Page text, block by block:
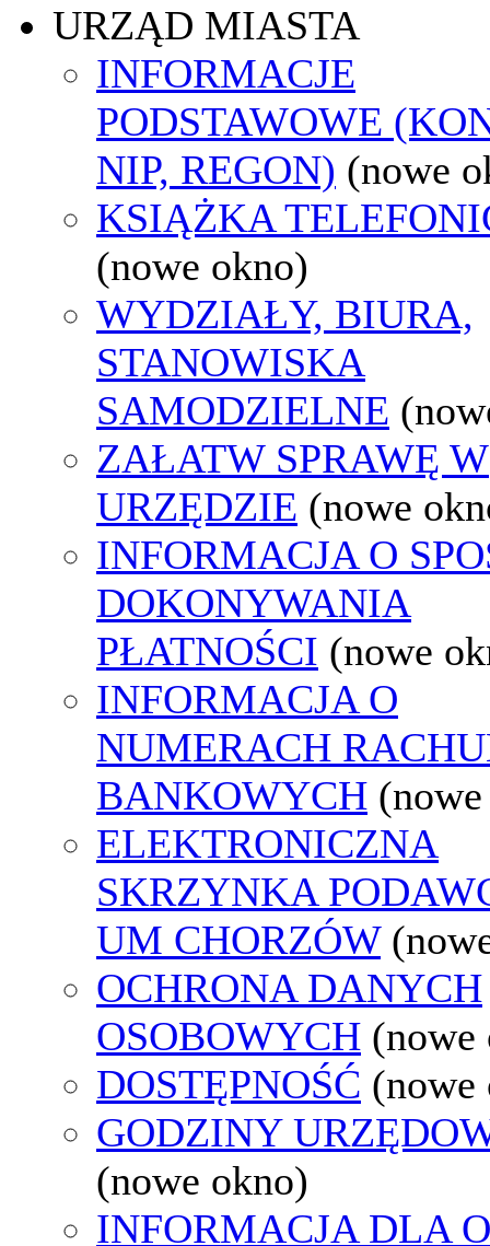
URZĄD MIASTA
INFORMACJE
PODSTAWOWE
NIP, REGON) (nowe
KSIĄŻKA
(nowe okno)
WYDZIAŁY, BIURA,
STANOWISKA
SAMODZIELNE
ZAŁATW SPRAWĘ W
URZĘDZIE (nowe
INFORMACJA O
DOKONYWANIA
PŁATNOŚCI (nowe
INFORMACJA O
NUMERACH
BANKOWYCH
ELEKTRONICZNA
SKRZYNKA
UM CHORZÓW
OCHRONA DANYCH
OSOBOWYCH (nowe
DOSTĘPNOŚĆ (nowe
GODZINY
(nowe okno)
INFORMACJA DLA